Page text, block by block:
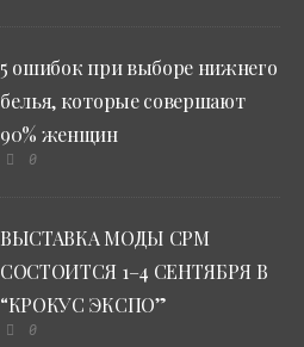
5 ошибок при выборе нижнего
белья, которые совершают
90% женщин
0
ВЫСТАВКА МОДЫ CPM
СОСТОИТСЯ 1–4 СЕНТЯБРЯ В
“КРОКУС ЭКСПО”
0